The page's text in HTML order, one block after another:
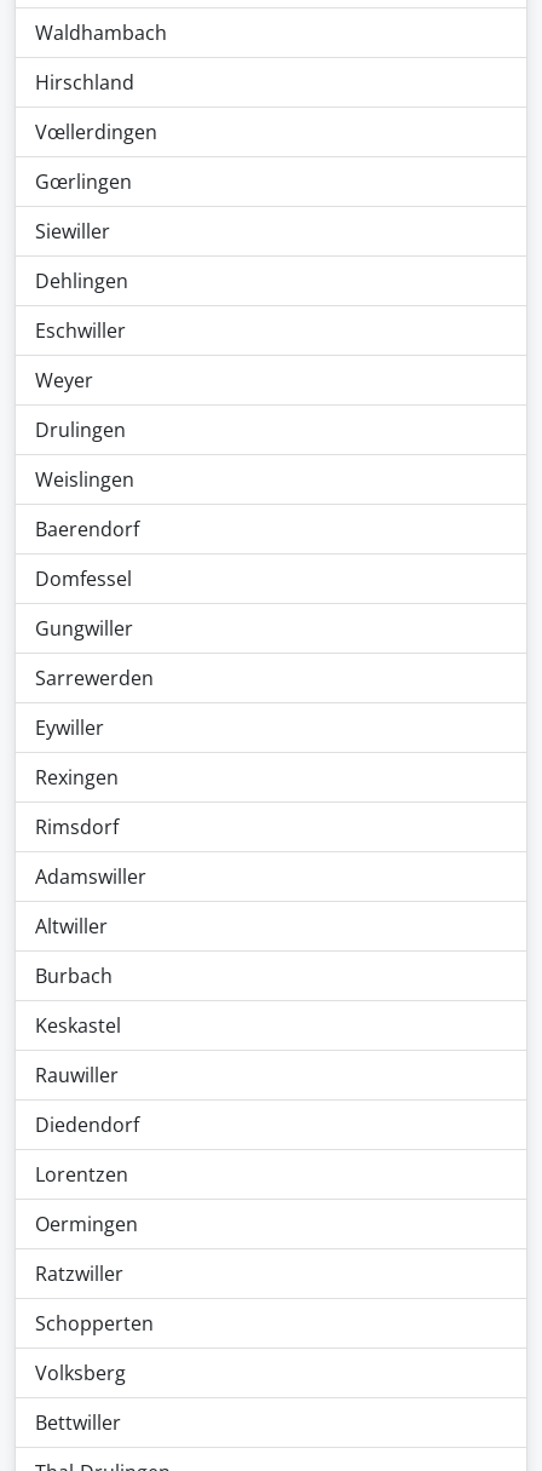
Waldhambach
Hirschland
Vœllerdingen
Gœrlingen
Siewiller
Dehlingen
Eschwiller
Weyer
Drulingen
Weislingen
Baerendorf
Domfessel
Gungwiller
Sarrewerden
Eywiller
Rexingen
Rimsdorf
Adamswiller
Altwiller
Burbach
Keskastel
Rauwiller
Diedendorf
Lorentzen
Oermingen
Ratzwiller
Schopperten
Volksberg
Bettwiller